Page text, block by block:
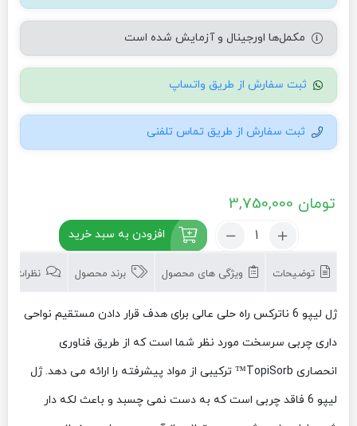
مکمل‌ها اورجینال و آزمایش شده است
ثبت سفارش از طریق واتساپ
ثبت سفارش از طریق تماس تلفنی
تومان
تعداد:
سوز
ژل
6
افزودن به سبد خرید
توضیحات ویژگی های محصول برند محصول نظرات (0)
ژل لیپو 6 ناترکس راه حلی عالی برای هدف قرار دادن مستقیم نواحی
داری چربی سرسخت مورد نظر شما است که از طریق فناوری
انحصاری TopiSorb™ ترکیبی از مواد پیشرفته را ارائه می دهد. ژل
لیپو 6 فاقد چربی است که به دست نمی چسبد و باعث لکه دار